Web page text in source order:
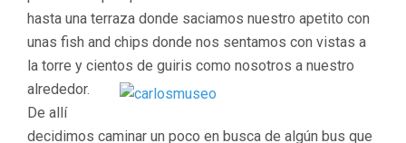
hasta una terraza donde saciamos nuestro apetito con
unas fish and chips donde nos sentamos con vistas a
la torre y cientos de guiris como nosotros a nuestro
alrededor.
De allí
decidimos caminar un poco en busca de algún bus que